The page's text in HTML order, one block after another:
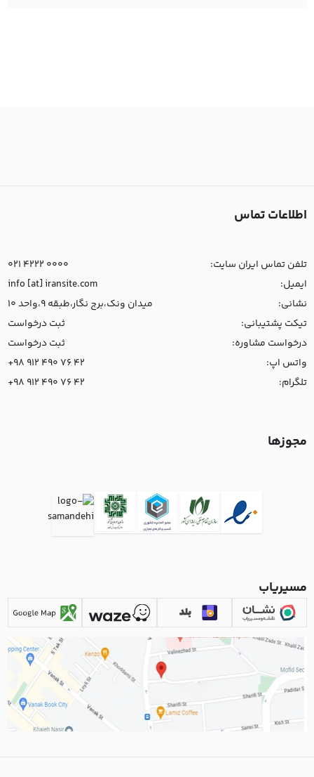
اطلاعات تماس
تلفن تماس ایران سایت:
021 4222 0000
ایمیل:
info [at] iransite.com
نشانی:
میدان ونک،برج نگار،طبقه 9،واحد 10
تیکت پشتیبانی:
ثبت درخواست
درخواست مشاوره:
ثبت درخواست
واتس اپ:
+98 912 490 76 42
تلگرام:
+98 912 490 76 42
مجوزها
مسیریاب